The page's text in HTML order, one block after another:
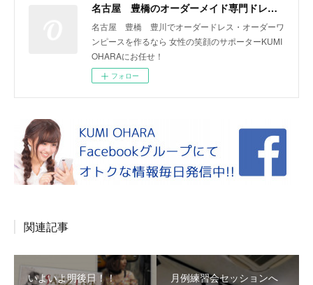
名古屋 豊橋のオーダーメイド専門ドレスデザイナー KUMI OHARA
名古屋 豊橋 豊川でオーダードレス・オーダーワ
ンピースを作るなら 女性の笑顔のサポーターKUMI
OHARAにお任せ！
フォロー
関連記事
いよいよ明後日！！ 月例練習会セッションへ